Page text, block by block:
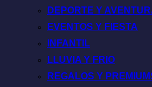
DEPORTE Y
EVENTOS Y FIESTA
INFANTIL
LLUVIA Y FRIO
REGALOS Y